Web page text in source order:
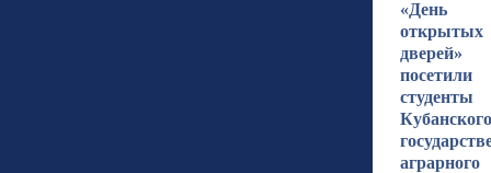
«День
открытых
дверей»
посетили
студенты
Кубанского
аграрного